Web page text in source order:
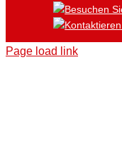
Page load link